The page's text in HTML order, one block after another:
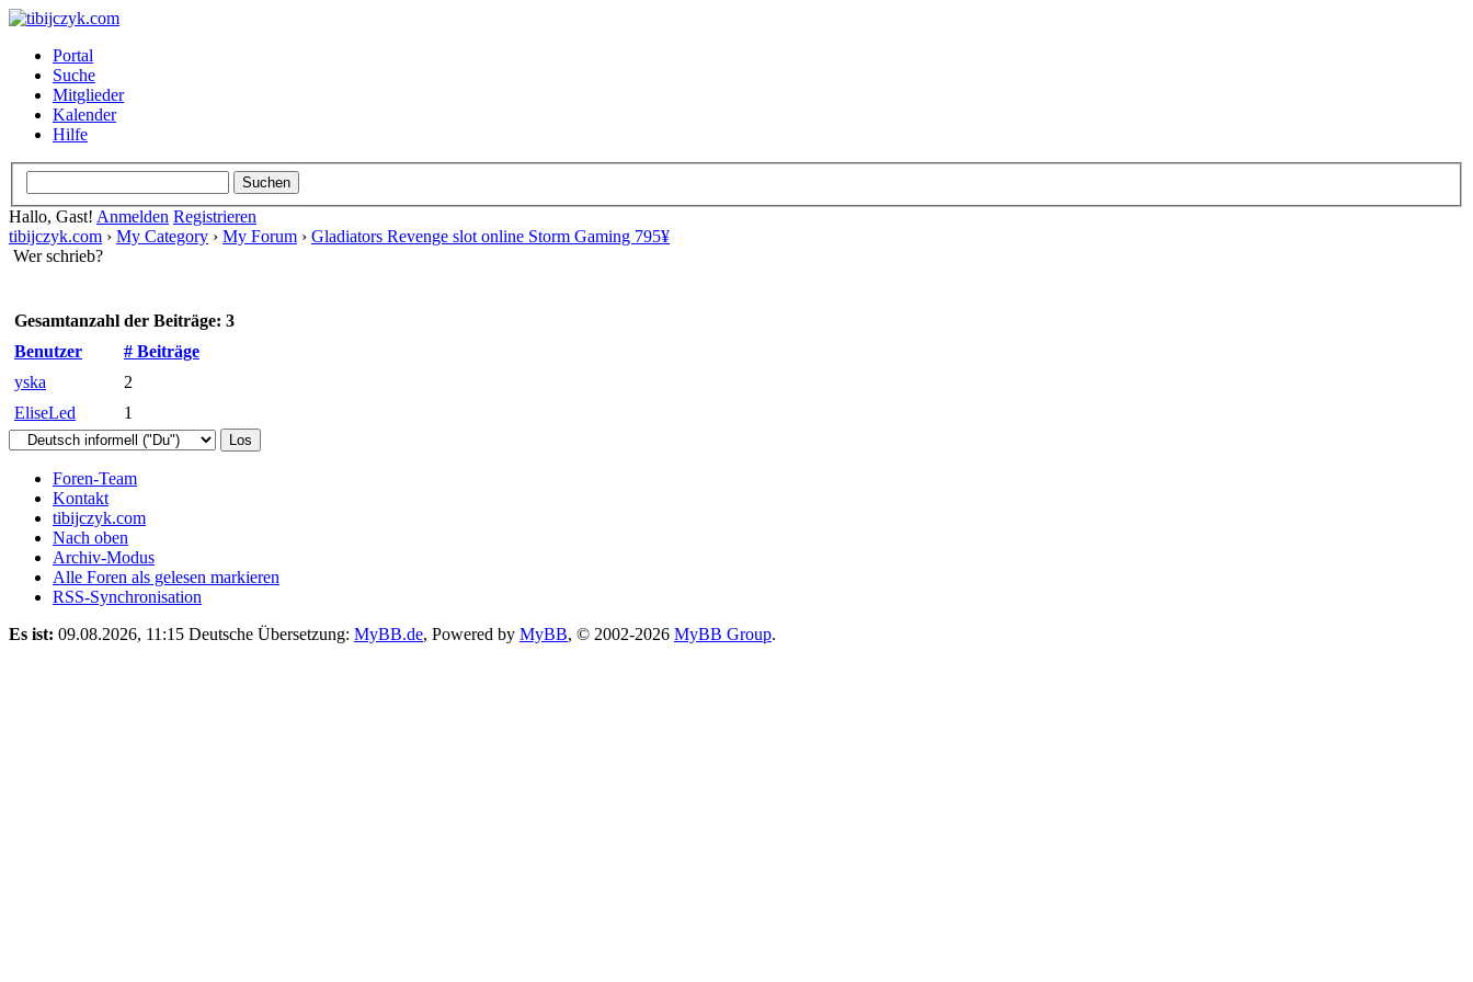
Portal
Suche
Mitglieder
Kalender
Hilfe
Hallo, Gast! Anmelden Registrieren
tibijczyk.com › My Category › My Forum › Gladiators Revenge slot online Storm Gaming 795¥
Wer schrieb?
Gesamtanzahl der Beiträge: 3
Benutzer
# Beiträge
yska
2
EliseLed
1
Foren-Team
Kontakt
tibijczyk.com
Nach oben
Archiv-Modus
Alle Foren als gelesen markieren
RSS-Synchronisation
Es ist: 09.08.2026, 11:15 Deutsche Übersetzung: MyBB.de, Powered by MyBB, © 2002-2026 MyBB Group.